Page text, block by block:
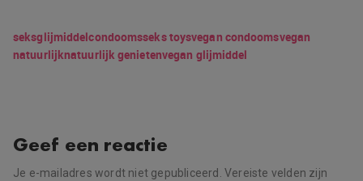
seksglijmiddelcondoomsseks toysvegan condoomsvegan
natuurlijknatuurlijk genietenvegan glijmiddel
Geef een reactie
Je e-mailadres wordt niet gepubliceerd. Vereiste velden zijn